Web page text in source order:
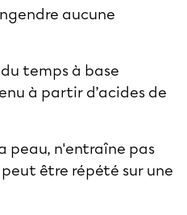
aucune
temps à base
à partir d’acides de
peau, n'entraîne pas
être répété sur une